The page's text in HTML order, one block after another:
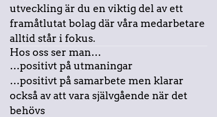
utveckling är du en viktig del av ett
framåtlutat bolag där våra medarbetare
alltid står i fokus.
Hos oss ser man…
…positivt på utmaningar
…positivt på samarbete men klarar
också av att vara självgående när det
behövs